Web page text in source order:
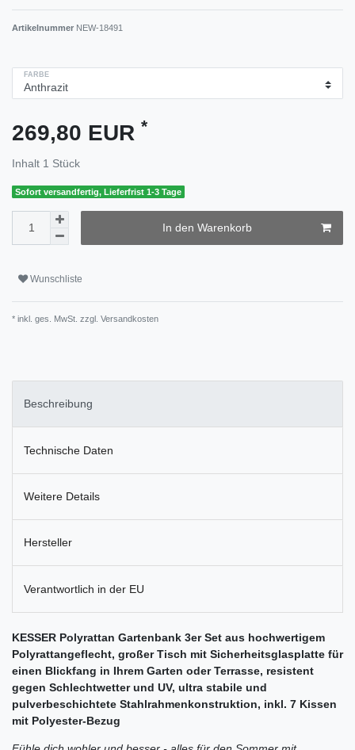
Artikelnummer NEW-18491
FARBE
269,80 EUR *
Inhalt 1 Stück
Sofort versandfertig, Lieferfrist 1-3 Tage
In den Warenkorb
Wunschliste
* inkl. ges. MwSt. zzgl. Versandkosten
Beschreibung
Technische Daten
Weitere Details
Hersteller
Verantwortlich in der EU
KESSER Polyrattan Gartenbank 3er Set aus hochwertigem
Polyrattangeflecht, großer Tisch mit Sicherheitsglasplatte für
einen Blickfang in Ihrem Garten oder Terrasse, resistent
gegen Schlechtwetter und UV, ultra stabile und
pulverbeschichtete Stahlrahmenkonstruktion, inkl. 7 Kissen
mit Polyester-Bezug